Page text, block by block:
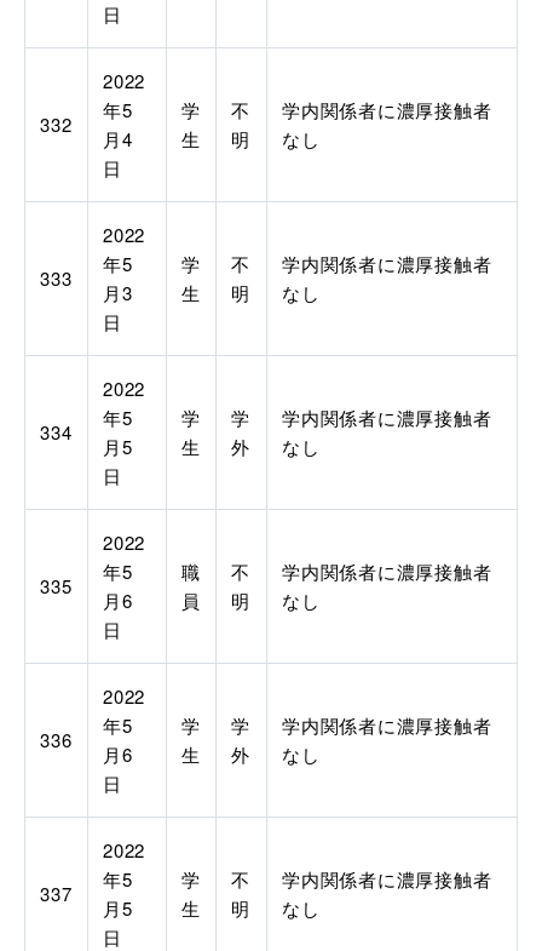
日
332
2022
年5
月4
日
学
生
不
明
学内関係者に濃厚接触者
なし
333
2022
年5
月3
日
学
生
不
明
学内関係者に濃厚接触者
なし
334
2022
年5
月5
日
学
生
学
外
学内関係者に濃厚接触者
なし
335
2022
年5
月6
日
職
員
不
明
学内関係者に濃厚接触者
なし
336
2022
年5
月6
日
学
生
学
外
学内関係者に濃厚接触者
なし
337
2022
年5
月5
日
学
生
不
明
学内関係者に濃厚接触者
なし